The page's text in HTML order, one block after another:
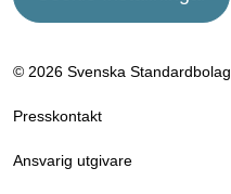
© 2026 Svenska
Presskontakt
Ansvarig utgivare